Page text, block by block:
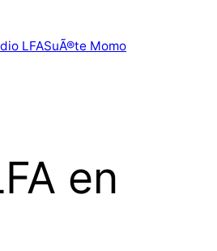
LFASuÃ®te Momo
en